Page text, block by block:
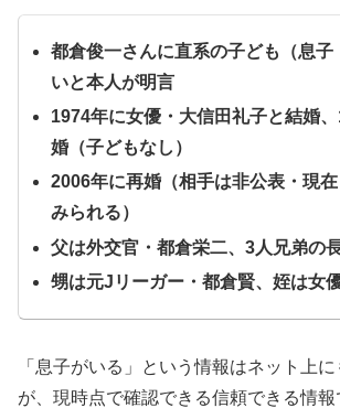
都倉俊一さんに直系の子ども（息子
いと本人が明言
1974年に女優・大信田礼子と結婚
婚（子どもなし）
2006年に再婚（相手は非公表・現
みられる）
父は外交官・都倉栄二、3人兄弟の
甥は元Jリーガー・都倉賢、姪は女
「息子がいる」という情報はネット上
が、現時点で確認できる信頼できる情報